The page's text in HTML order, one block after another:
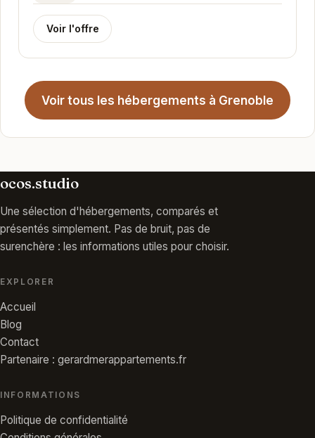
Voir l'offre
Voir tous les hébergements à Grenoble
ocos.studio
Une sélection d'hébergements, comparés et
présentés simplement. Pas de bruit, pas de
surenchère : les informations utiles pour choisir.
EXPLORER
Accueil
Blog
Contact
Partenaire : gerardmerappartements.fr
INFORMATIONS
Politique de confidentialité